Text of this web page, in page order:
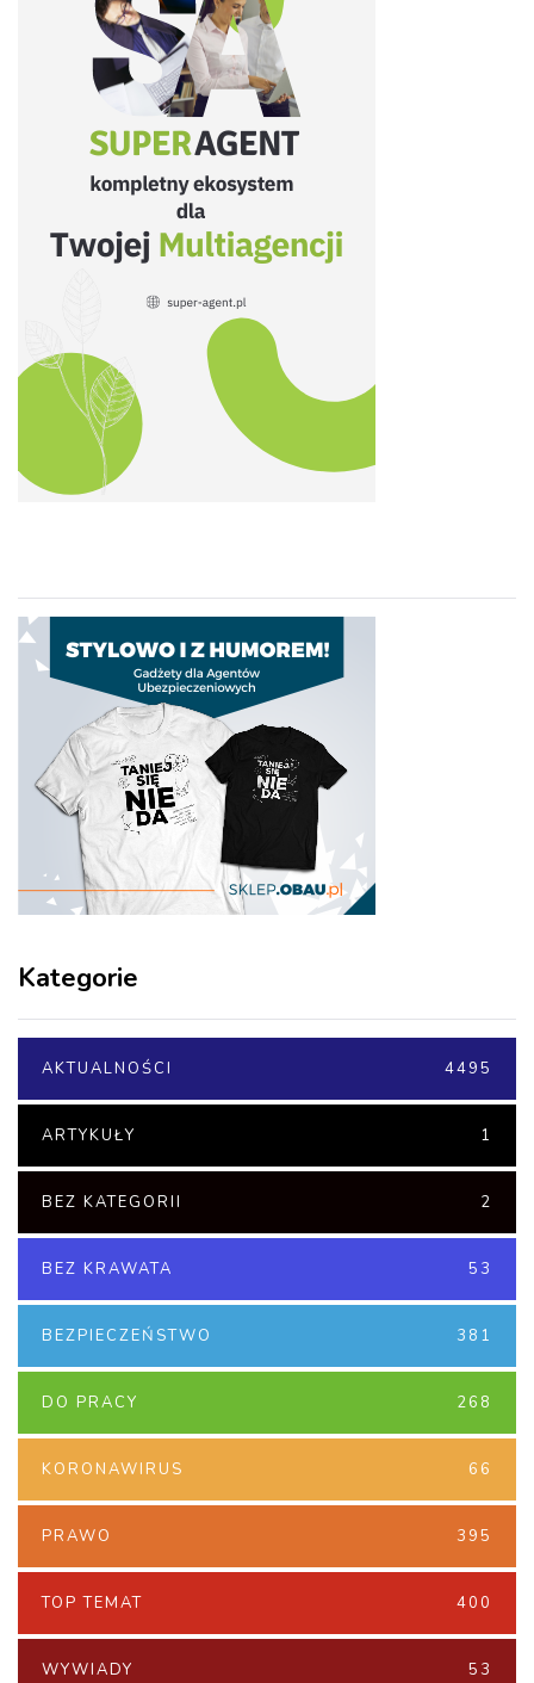
Kategorie
AKTUALNOŚCI 4495
ARTYKUŁY 1
BEZ KATEGORII 2
BEZ KRAWATA 53
BEZPIECZEŃSTWO 381
DO PRACY 268
KORONAWIRUS 66
PRAWO 395
TOP TEMAT 400
WYWIADY 53